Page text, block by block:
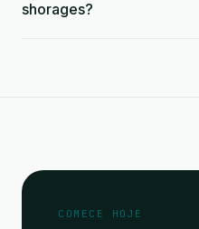
shorages?
COMECE HOJE